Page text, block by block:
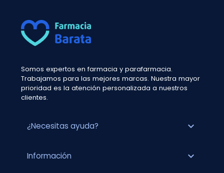
Somos expertos en farmacia y parafarmacia.
Trabajamos para las mejores marcas. Nuestra mayor
prioridad es la atención personalizada a nuestros
clientes.
¿Necesitas ayuda? expand_more
Información expand_more